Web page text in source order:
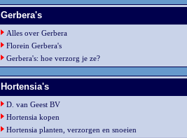
Gerbera's
Alles over Gerbera
Florein Gerbera's
Gerbera's: hoe verzorg je ze?
Hortensia's
D. van Geest BV
Hortensia kopen
Hortensia planten, verzorgen en snoeien